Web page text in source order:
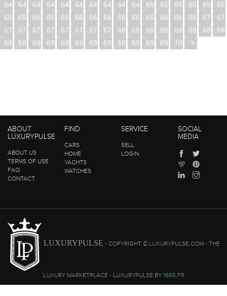
640
641 642 643 644 645 646 647 648 649 650 651 652 653 654
656
657 658 659 660 661 662 663 664 665 666 667 668 669 670
672
673 674 675 676 677 678 679 680 681 682 683 684 685 686
688
689 690 691 692 693 694 695 696 697 698 699 700
ABOUT
LUXURYPULSE
ABOUT US
TERMS OF USE
FAQ
CONTACT
FIND
CARS
HOME
YACHTS
WATCHES
SERVICE
SELL
LOGIN
SOCIAL
MEDIA
LUXURYPULSE - COPYRIGHT © LUXURYPULSE.COM - THE
LUXURY MARKETPLACE - LUXURYPULSE BY 1665.FR